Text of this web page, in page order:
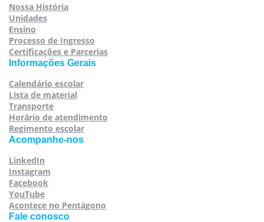
Nossa História
Unidades
Ensino
Processo de Ingresso
Certificações e Parcerias
Informações Gerais
Calendário escolar
Lista de material
Transporte
Horário de atendimento
Regimento escolar
Acompanhe-nos
LinkedIn
Instagram
Facebook
YouTube
Acontece no Pentágono
Fale conosco